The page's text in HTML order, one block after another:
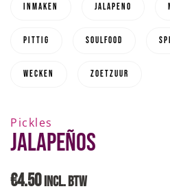
inmaken Jalapeno
pittig soulfood
wecken zoetzuur
Pickles
Jalapeños
€4.50 INCL. BTW